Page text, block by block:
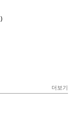
더보기